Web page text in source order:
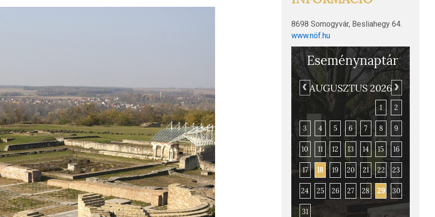
Somogyvár–Kupavár
8698 Somogyvár, Besliahegy 64.
www.nöf.hu
Eseménynaptár
AUGUSZTUS 2026
1 2
3 4 5 6 7 8 9
10 11 12 13 14 15 16
17 18 19 20 21 22 23
24 25 26 27 28 29 30
31